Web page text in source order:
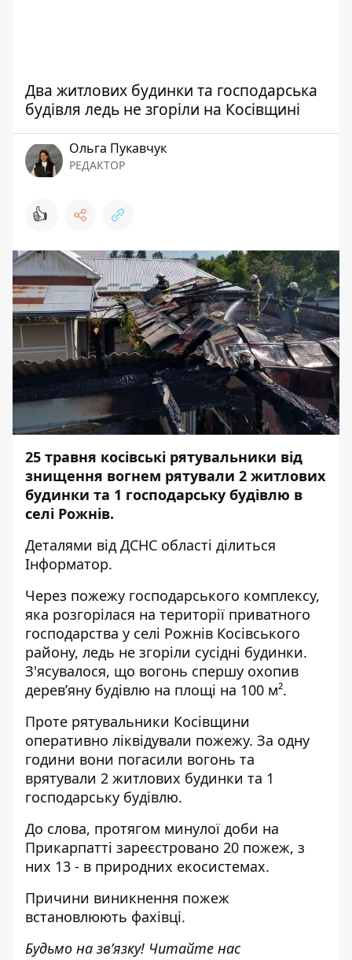
Два житлових будинки та господарська
будівля ледь не згоріли на Косівщині
Ольга Пукавчук
РЕДАКТОР
👍
25 травня косівські рятувальники від
знищення вогнем рятували 2 житлових
будинки та 1 господарську будівлю в
селі Рожнів.
Деталями від ДСНС області ділиться
Інформатор.
Через пожежу господарського комплексу,
яка розгорілася на території приватного
господарства у селі Рожнів Косівського
району, ледь не згоріли сусідні будинки.
З'ясувалося, що вогонь спершу охопив
дерев’яну будівлю на площі на 100 м².
Проте рятувальники Косівщини
оперативно ліквідували пожежу. За одну
години вони погасили вогонь та
врятували 2 житлових будинки та 1
господарську будівлю.
До слова, протягом минулої доби на
Прикарпатті зареєстровано 20 пожеж, з
них 13 - в природних екосистемах.
Причини виникнення пожеж
встановлюють фахівці.
Будьмо на зв’язку! Читайте нас